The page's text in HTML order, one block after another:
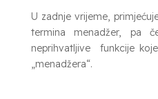
U zadnje vrijeme,
termina menadžer, pa
neprihvatljive funkcije
„menadžera“.